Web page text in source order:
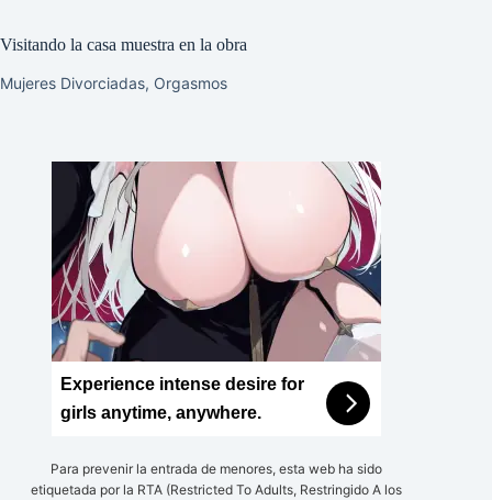
Visitando la casa muestra en la obra
Mujeres Divorciadas, Orgasmos
Experience intense desire for
girls anytime, anywhere.
Para prevenir la entrada de menores, esta web ha sido
etiquetada por la RTA (Restricted To Adults, Restringido A los